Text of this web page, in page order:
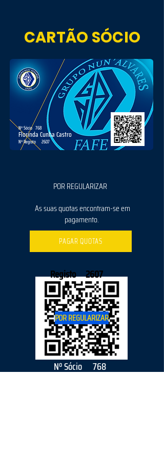
CARTÃO SÓCIO
768
Nº Sócio
Florinda Cunha Castro
2607
Nº Registo
POR REGULARIZAR
As suas quotas encontram-se em
pagamento.
PAGAR QUOTAS
768
Nº Sócio
Registo 2607
POR REGULARIZAR